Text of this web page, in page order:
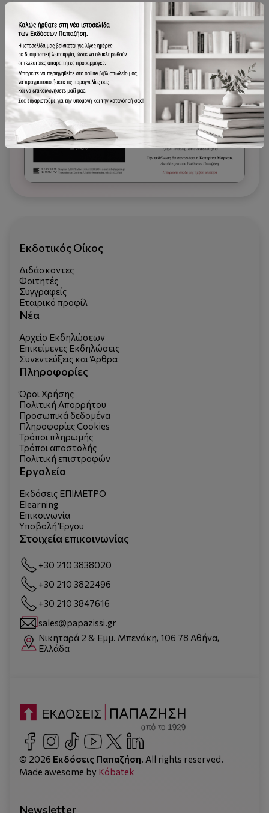
Εκδοτικός Οίκος
Διδάσκοντες
Φοιτητές
Συγγραφείς
Εταιρικό προφίλ
Νέα
Αρχείο Εκδηλώσεων
Επικείμενες Εκδηλώσεις
Συνεντεύξεις και Άρθρα
Πληροφορίες
Όροι Χρήσης
Πολιτική Απορρήτου
Προσωπικά δεδομένα
Πληροφορίες Cookies
Τρόποι πληρωμής
Τρόποι αποστολής
Πολιτική επιστροφών
Εργαλεία
Εκδόσεις ΕΠΙΜΕΤΡΟ
Elearning
Επικοινωνία
Υποβολή Έργου
Στοιχεία επικοινωνίας
+30 210 3838020
+30 210 3822496
+30 210 3847616
sales@papazissi.gr
Νικηταρά 2 & Εμμ. Μπενάκη, 106 78 Αθήνα,
Ελλάδα
© 2026 Εκδόσεις Παπαζήση. All rights reserved.
Made awesome by Kόbatek
Newsletter